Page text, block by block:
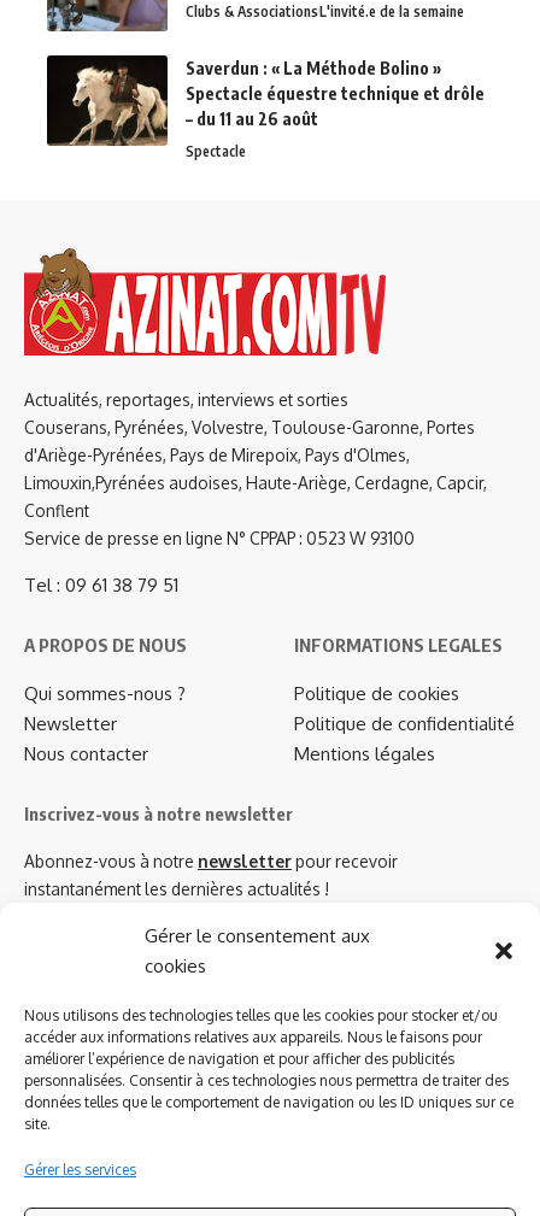
Gérer le consentement aux
cookies
Nous utilisons des technologies telles que les cookies pour stocker et/ou
accéder aux informations relatives aux appareils. Nous le faisons pour
améliorer l’expérience de navigation et pour afficher des publicités
personnalisées. Consentir à ces technologies nous permettra de traiter des
données telles que le comportement de navigation ou les ID uniques sur ce
site.
Gérer les services
Clubs & AssociationsL'invité.e de la semaine
Saverdun : « La Méthode Bolino »
Spectacle équestre technique et drôle
– du 11 au 26 août
Spectacle
Actualités, reportages, interviews et sorties
Couserans, Pyrénées, Volvestre, Toulouse-Garonne, Portes
d'Ariège-Pyrénées, Pays de Mirepoix, Pays d'Olmes,
Limouxin,Pyrénées audoises, Haute-Ariège, Cerdagne, Capcir,
Conflent
Service de presse en ligne N° CPPAP : 0523 W 93100
Tel : 09 61 38 79 51
A PROPOS DE NOUS
Qui sommes-nous ?
Newsletter
Nous contacter
INFORMATIONS LEGALES
Politique de cookies
Politique de confidentialité
Mentions légales
Inscrivez-vous à notre newsletter
Abonnez-vous à notre newsletterpour recevoir
instantanément les dernières actualités !
Azinat.com TV soutient